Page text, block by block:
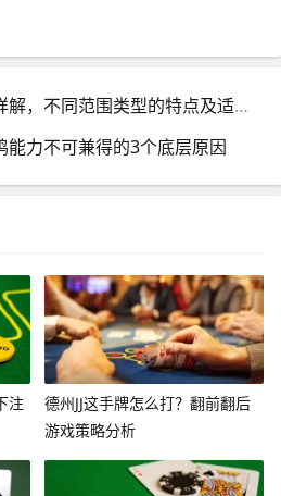
，不同范围类型的特点及适用场景
能力不可兼得的3个底层原因
注
德州JJ这手牌怎么打？翻前翻后
游戏策略分析